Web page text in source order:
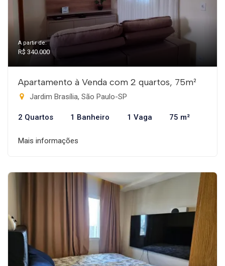
A partir de:
R$ 340.000
Apartamento à Venda com 2 quartos, 75m²
Jardim Brasília, São Paulo-SP
2 Quartos 1 Banheiro 1 Vaga 75 m²
Mais informações